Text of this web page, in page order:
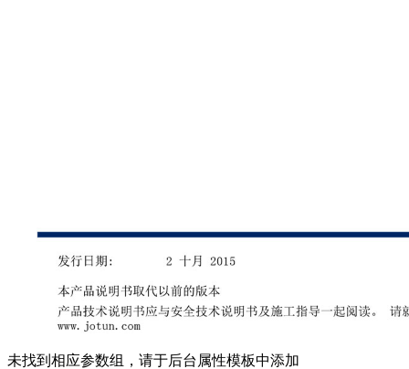
未找到相应参数组，请于后台属性模板中添加